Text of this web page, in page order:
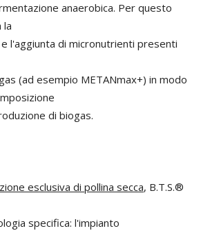
anaerobica. Per questo
la
l'aggiunta di micronutrienti presenti
(ad esempio METANmax+) in modo
di biogas.
esclusiva di pollina secca, B.T.S.®
specifica: l'impianto